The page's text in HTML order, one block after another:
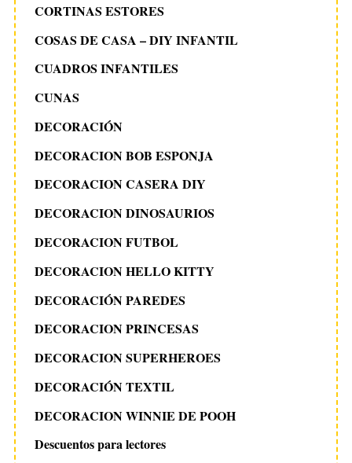
CORTINAS ESTORES
COSAS DE CASA – DIY INFANTIL
CUADROS INFANTILES
CUNAS
DECORACIÓN
DECORACION BOB ESPONJA
DECORACION CASERA DIY
DECORACION DINOSAURIOS
DECORACION FUTBOL
DECORACION HELLO KITTY
DECORACIÓN PAREDES
DECORACION PRINCESAS
DECORACION SUPERHEROES
DECORACIÓN TEXTIL
DECORACION WINNIE DE POOH
Descuentos para lectores